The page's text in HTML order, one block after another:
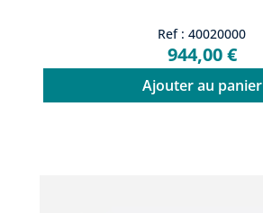
Ref : 40020000
944,00 €
Ajouter au panier